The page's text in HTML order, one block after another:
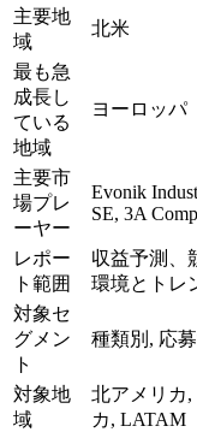
主要地
域
北米
最も急
成長し
ている
地域
ヨーロッパ
主要市
場プレ
ーヤー
Evonik
SE, 3A
レポー
ト範囲
収益予測、
環境とトレ
対象セ
グメン
ト
種類別, 応募
対象地
域
北アメリカ,
カ, LATAM